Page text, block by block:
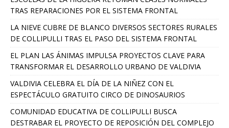
TRAS REPARACIONES POR EL SISTEMA FRONTAL
LA NIEVE CUBRE DE BLANCO DIVERSOS SECTORES RURALES
DE COLLIPULLI TRAS EL PASO DEL SISTEMA FRONTAL
EL PLAN LAS ÁNIMAS IMPULSA PROYECTOS CLAVE PARA
TRANSFORMAR EL DESARROLLO URBANO DE VALDIVIA
VALDIVIA CELEBRA EL DÍA DE LA NIÑEZ CON EL
ESPECTÁCULO GRATUITO CIRCO DE DINOSAURIOS
COMUNIDAD EDUCATIVA DE COLLIPULLI BUSCA
DESTRABAR EL PROYECTO DE REPOSICIÓN DEL COMPLEJO